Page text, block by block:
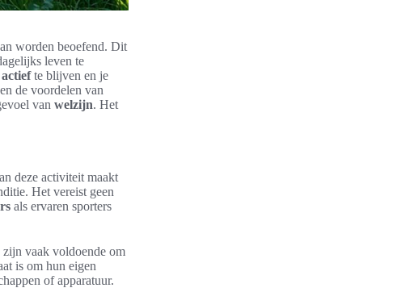
worden beoefend. Dit
leven te
actiefte blijven en je
de voordelen van
van welzijn. Het
deze activiteit maakt
Het vereist geen
als ervaren sporters
zijn vaak voldoende om
is om hun eigen
of apparatuur.